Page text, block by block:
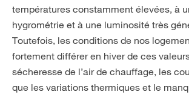
températures constamment élevées, à
hygrométrie et à une luminosité très
Toutefois, les conditions de nos
fortement différer en hiver de ces
sécheresse de l’air de chauffage, les
que les variations thermiques et le